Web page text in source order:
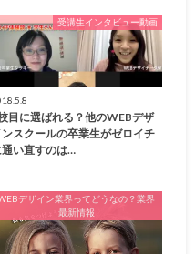
受講生インタビュー動画
目に選ばれる？他のWEBデザ
ンスクールの卒業生がゼロイチ
通い直すのは…
デザイン業界ってどうなの？業界
最新情報